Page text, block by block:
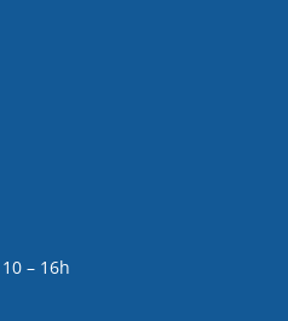
10 – 16h